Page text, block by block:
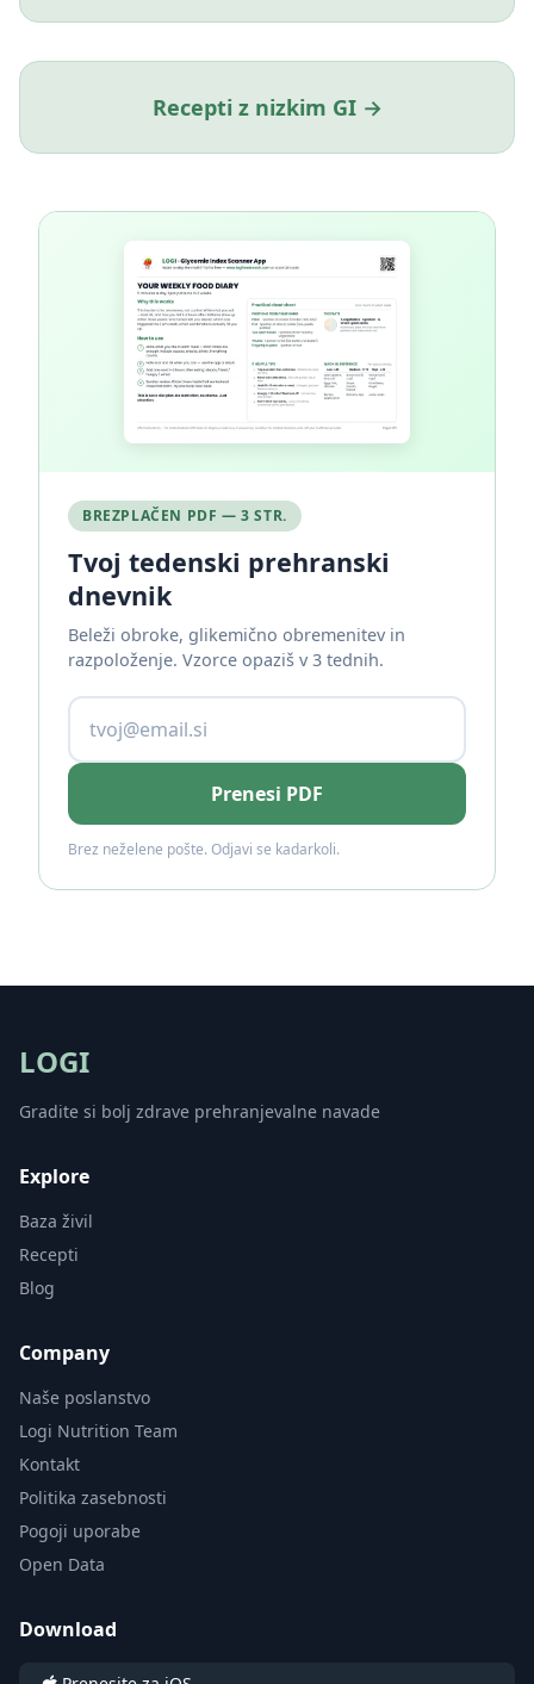
Recepti z nizkim GI →
BREZPLAČEN PDF — 3 STR.
Tvoj tedenski prehranski
dnevnik
Beleži obroke, glikemično obremenitev in
razpoloženje. Vzorce opaziš v 3 tednih.
Prenesi PDF
Brez neželene pošte. Odjavi se kadarkoli.
LOGI
Gradite si bolj zdrave prehranjevalne navade
Explore
Baza živil
Recepti
Blog
Company
Naše poslanstvo
Logi Nutrition Team
Kontakt
Politika zasebnosti
Pogoji uporabe
Open Data
Download